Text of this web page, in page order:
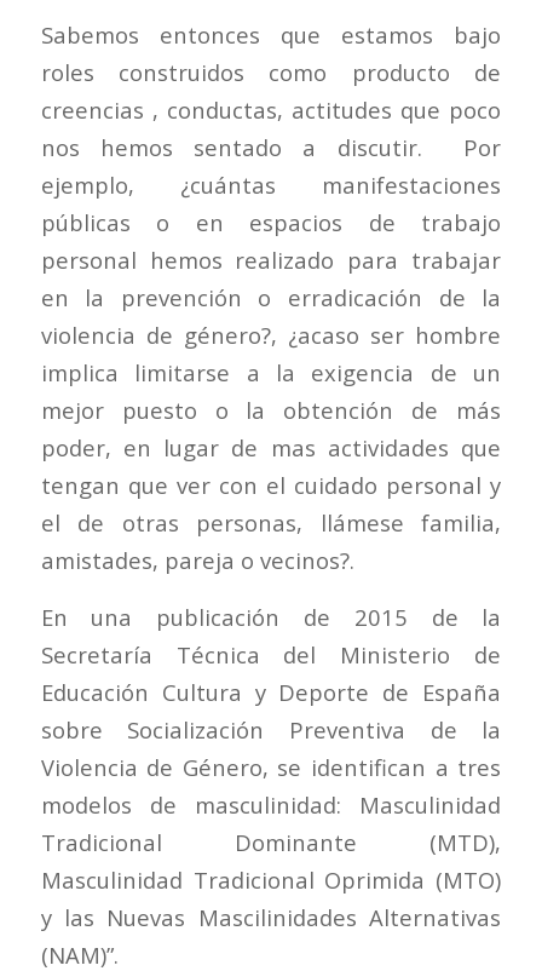
Sabemos entonces que estamos bajo
roles construidos como producto de
creencias , conductas, actitudes que poco
nos hemos sentado a discutir. Por
ejemplo, ¿cuántas manifestaciones
públicas o en espacios de trabajo
personal hemos realizado para trabajar
en la prevención o erradicación de la
violencia de género?, ¿acaso ser hombre
implica limitarse a la exigencia de un
mejor puesto o la obtención de más
poder, en lugar de mas actividades que
tengan que ver con el cuidado personal y
el de otras personas, llámese familia,
amistades, pareja o vecinos?.
En una publicación de 2015 de la
Secretaría Técnica del Ministerio de
Educación Cultura y Deporte de España
sobre Socialización Preventiva de la
Violencia de Género, se identifican a tres
modelos de masculinidad: Masculinidad
Tradicional Dominante (MTD),
Masculinidad Tradicional Oprimida (MTO)
y las Nuevas Mascilinidades Alternativas
(NAM)”.